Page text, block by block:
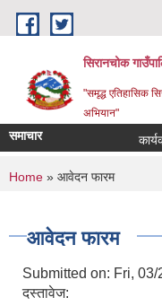
Skip to main content
सिरानचोक
"समृद्ध एतिहासिक
अभियान"
समाचार
You are here
Home » आवेदन फारम
आवेदन फारम
Submitted on: Fri, 03/
दस्तावेज: